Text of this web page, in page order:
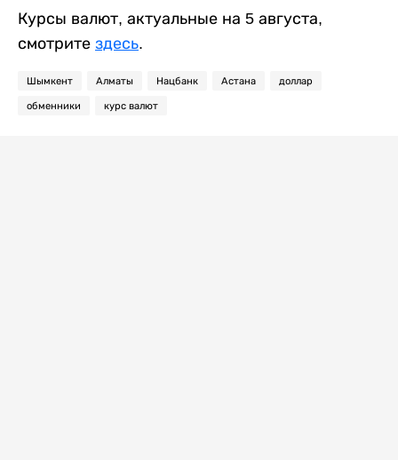
Курсы валют, актуальные на 5 августа,
смотрите здесь.
Шымкент Алматы Нацбанк Астана доллар
обменники курс валют